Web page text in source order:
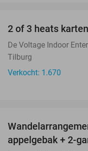
2 of 3 heats
De Voltage Indoor
Tilburg
Verkocht: 1.670
appelgebak + 2-